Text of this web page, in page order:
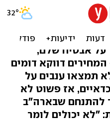
כבר
תשלמו 13 שקל על אבטיח שלם,
דווקא דומים
תמצאו ענבים על
אז פשוט לא
להתנחם שבארה"ב
"לא יכולים לומר